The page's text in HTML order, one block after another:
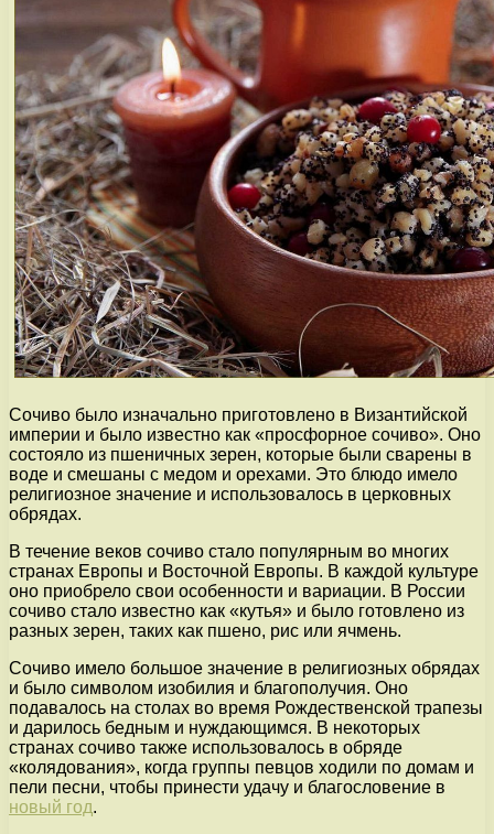
Сочиво было изначально приготовлено в Византийской
империи и было известно как «просфорное сочиво». Оно
состояло из пшеничных зерен, которые были сварены в
воде и смешаны с медом и орехами. Это блюдо имело
религиозное значение и использовалось в церковных
обрядах.
В течение веков сочиво стало популярным во многих
странах Европы и Восточной Европы. В каждой культуре
оно приобрело свои особенности и вариации. В России
сочиво стало известно как «кутья» и было готовлено из
разных зерен, таких как пшено, рис или ячмень.
Сочиво имело большое значение в религиозных обрядах
и было символом изобилия и благополучия. Оно
подавалось на столах во время Рождественской трапезы
и дарилось бедным и нуждающимся. В некоторых
странах сочиво также использовалось в обряде
«колядования», когда группы певцов ходили по домам и
пели песни, чтобы принести удачу и благословение в
новый год.